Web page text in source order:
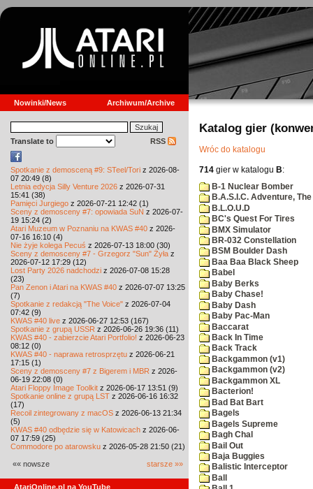
Nowinki/News Archiwum/Archive
Translate to RSS
Spotkanie z demosceną #9: STeel/Tori z 2026-08-
07 20:49 (8)
Letnia edycja Silly Venture 2026 z 2026-07-31
15:41 (38)
Pamięci Jurgiego z 2026-07-21 12:42 (1)
Sceny z demosceny #7: opowiada SuN z 2026-07-
19 15:24 (2)
Atari Muzeum w Poznaniu na KWAS #40 z 2026-
07-16 16:10 (4)
Nie żyje kolega Pecuś z 2026-07-13 18:00 (30)
Sceny z demosceny #7 - Grzegorz "Sun" Żyła z
2026-07-12 17:29 (12)
Lost Party 2026 nadchodzi z 2026-07-08 15:28
(23)
Pan Zenon i Atari na KWAS #40 z 2026-07-07 13:25
(7)
Spotkanie z redakcją "The Voice" z 2026-07-04
07:42 (9)
KWAS #40 live z 2026-06-27 12:53 (167)
Spotkanie z grupą USSR z 2026-06-26 19:36 (11)
KWAS #40 - zabierzcie Atari Portfolio! z 2026-06-23
08:12 (0)
KWAS #40 - naprawa retrosprzętu z 2026-06-21
17:15 (1)
Sceny z demosceny #7 z Bigerem i MBR z 2026-
06-19 22:08 (0)
Atari Floppy Image Toolkit z 2026-06-17 13:51 (9)
Spotkanie online z grupą LST z 2026-06-16 16:32
(17)
Recoil zintegrowany z macOS z 2026-06-13 21:34
(5)
KWAS #40 odbędzie się w Katowicach z 2026-06-
07 17:59 (25)
Commodore po atarowsku z 2026-05-28 21:50 (21)
«« nowsze starsze »»
AtariOnline.pl na YouTube
Katalog gier
Wróc do katalogu
714 gier w katalogu B:
B-1 Nuclear Bomber
B.A.S.I.C. Adventure, The
B.L.O.U.D
BC's Quest For Tires
BMX Simulator
BR-032 Constellation
BSM Boulder Dash
Baa Baa Black Sheep
Babel
Baby Berks
Baby Chase!
Baby Dash
Baby Pac-Man
Baccarat
Back In Time
Back Track
Backgammon (v1)
Backgammon (v2)
Backgammon XL
Bacterion!
Bad Bat Bart
Bagels
Bagels Supreme
Bagh Chal
Bail Out
Baja Buggies
Balistic Interceptor
Ball